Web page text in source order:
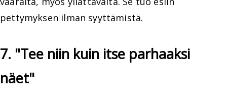
pettymyksen ilman syyttämistä.
7. "Tee niin kuin itse parhaaksi
näet"